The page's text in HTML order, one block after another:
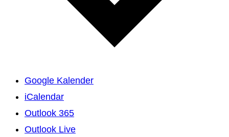
Google Kalender
iCalendar
Outlook 365
Outlook Live